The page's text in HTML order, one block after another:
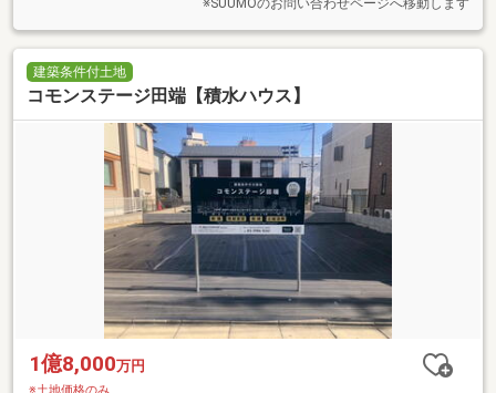
※SUUMOのお問い合わせページへ移動します
建築条件付土地
コモンステージ田端【積水ハウス】
1億8,000万円